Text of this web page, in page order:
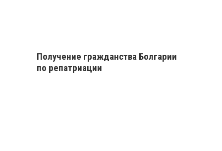
Получение гражданства Болгарии
по репатриации